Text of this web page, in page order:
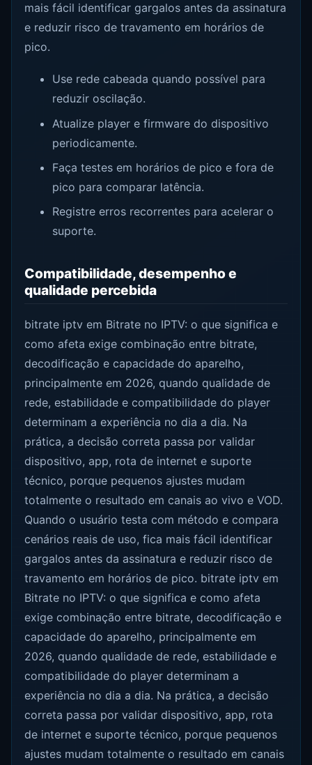
mais fácil identificar gargalos antes da assinatura
e reduzir risco de travamento em horários de
pico.
Use rede cabeada quando possível para
reduzir oscilação.
Atualize player e firmware do dispositivo
periodicamente.
Faça testes em horários de pico e fora de
pico para comparar latência.
Registre erros recorrentes para acelerar o
suporte.
Compatibilidade, desempenho e
qualidade percebida
bitrate iptv em Bitrate no IPTV: o que significa e
como afeta exige combinação entre bitrate,
decodificação e capacidade do aparelho,
principalmente em 2026, quando qualidade de
rede, estabilidade e compatibilidade do player
determinam a experiência no dia a dia. Na
prática, a decisão correta passa por validar
dispositivo, app, rota de internet e suporte
técnico, porque pequenos ajustes mudam
totalmente o resultado em canais ao vivo e VOD.
Quando o usuário testa com método e compara
cenários reais de uso, fica mais fácil identificar
gargalos antes da assinatura e reduzir risco de
travamento em horários de pico. bitrate iptv em
Bitrate no IPTV: o que significa e como afeta
exige combinação entre bitrate, decodificação e
capacidade do aparelho, principalmente em
2026, quando qualidade de rede, estabilidade e
compatibilidade do player determinam a
experiência no dia a dia. Na prática, a decisão
correta passa por validar dispositivo, app, rota
de internet e suporte técnico, porque pequenos
ajustes mudam totalmente o resultado em canais